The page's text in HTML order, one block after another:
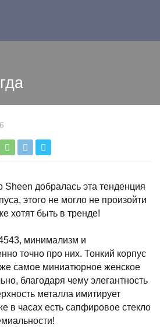
добралась эта тенденция
этого не могло не произойти
хотят быть в тренде!
минимализм и
точно про них. Тонкий корпус
самое миниатюрное женское
благодаря чему элегантность
металла имитирует
в часах есть сапфировое стекло